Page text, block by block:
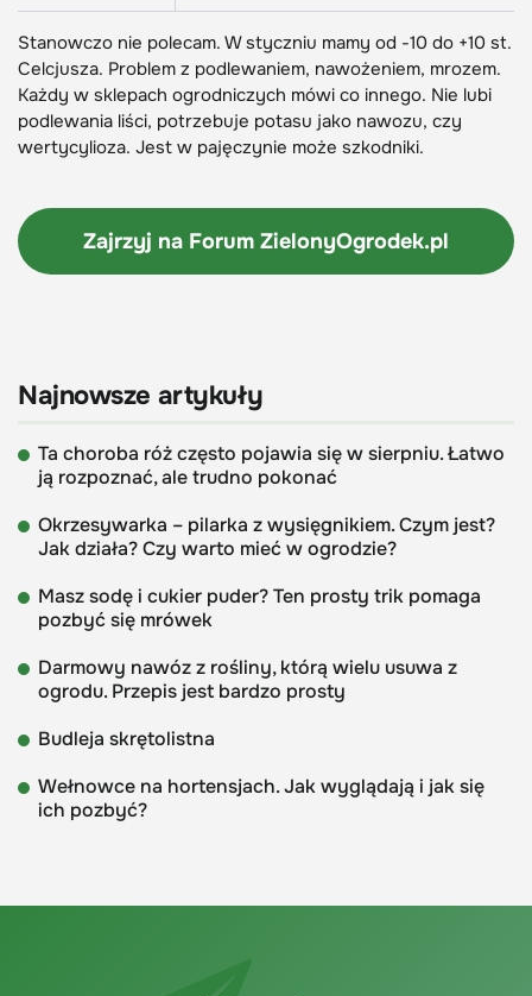
Stanowczo nie polecam. W styczniu mamy od -10 do +10 st.
Celcjusza. Problem z podlewaniem, nawożeniem, mrozem.
Każdy w sklepach ogrodniczych mówi co innego. Nie lubi
podlewania liści, potrzebuje potasu jako nawozu, czy
wertycylioza. Jest w pajęczynie może szkodniki.
Zajrzyj na Forum ZielonyOgrodek.pl
Najnowsze artykuły
Ta choroba róż często pojawia się w sierpniu. Łatwo
ją rozpoznać, ale trudno pokonać
Okrzesywarka – pilarka z wysięgnikiem. Czym jest?
Jak działa? Czy warto mieć w ogrodzie?
Masz sodę i cukier puder? Ten prosty trik pomaga
pozbyć się mrówek
Darmowy nawóz z rośliny, którą wielu usuwa z
ogrodu. Przepis jest bardzo prosty
Budleja skrętolistna
Wełnowce na hortensjach. Jak wyglądają i jak się
ich pozbyć?